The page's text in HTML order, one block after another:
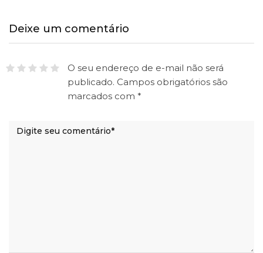
Deixe um comentário
O seu endereço de e-mail não será
publicado. Campos obrigatórios são
marcados com *